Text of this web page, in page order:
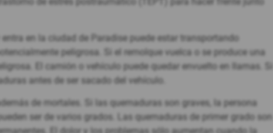
en la ciudad de Paradise puede estar transportando
peligrosa. Si el remolque vuelca o se produce una
El camión o vehículo puede quedar envuelto en llamas. Si
antes de ser sacado del vehículo.
de mortales. Si las quemaduras son graves, la persona
ser de varios grados. Las quemaduras de primer grado son
El dolor y los problemas sólo aumentan cuando la